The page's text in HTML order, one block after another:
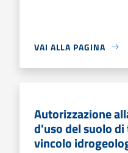
VAI ALLA PAGINA
Autorizzazione
d'uso del suolo
vincolo